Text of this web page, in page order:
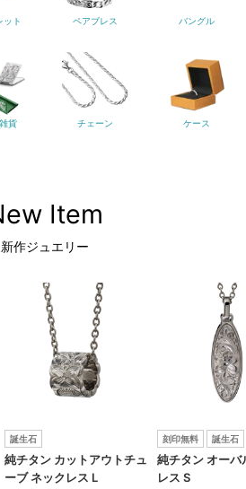
ット ペアブレス バングル
貨 チェーン ケース
Item
新作ジュエリー
誕生石
純チタン カットアウトチュ
ーブ ネックレス L
刻印無料 誕生石
純チタン オーバ
レス S